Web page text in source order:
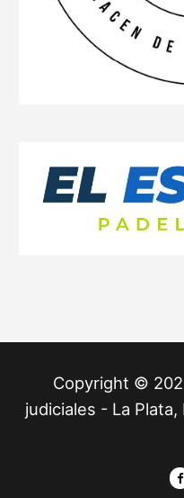
Copyright ©
judiciales - La